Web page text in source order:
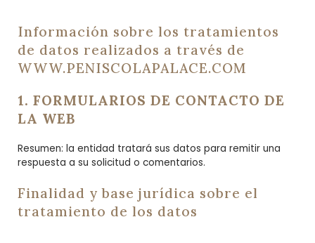
Información sobre los tratamientos
de datos realizados a través de
WWW.PENISCOLAPALACE.COM
1. FORMULARIOS DE CONTACTO DE
LA WEB
Resumen: la entidad tratará sus datos para remitir una
respuesta a su solicitud o comentarios.
Finalidad y base jurídica sobre el
tratamiento de los datos